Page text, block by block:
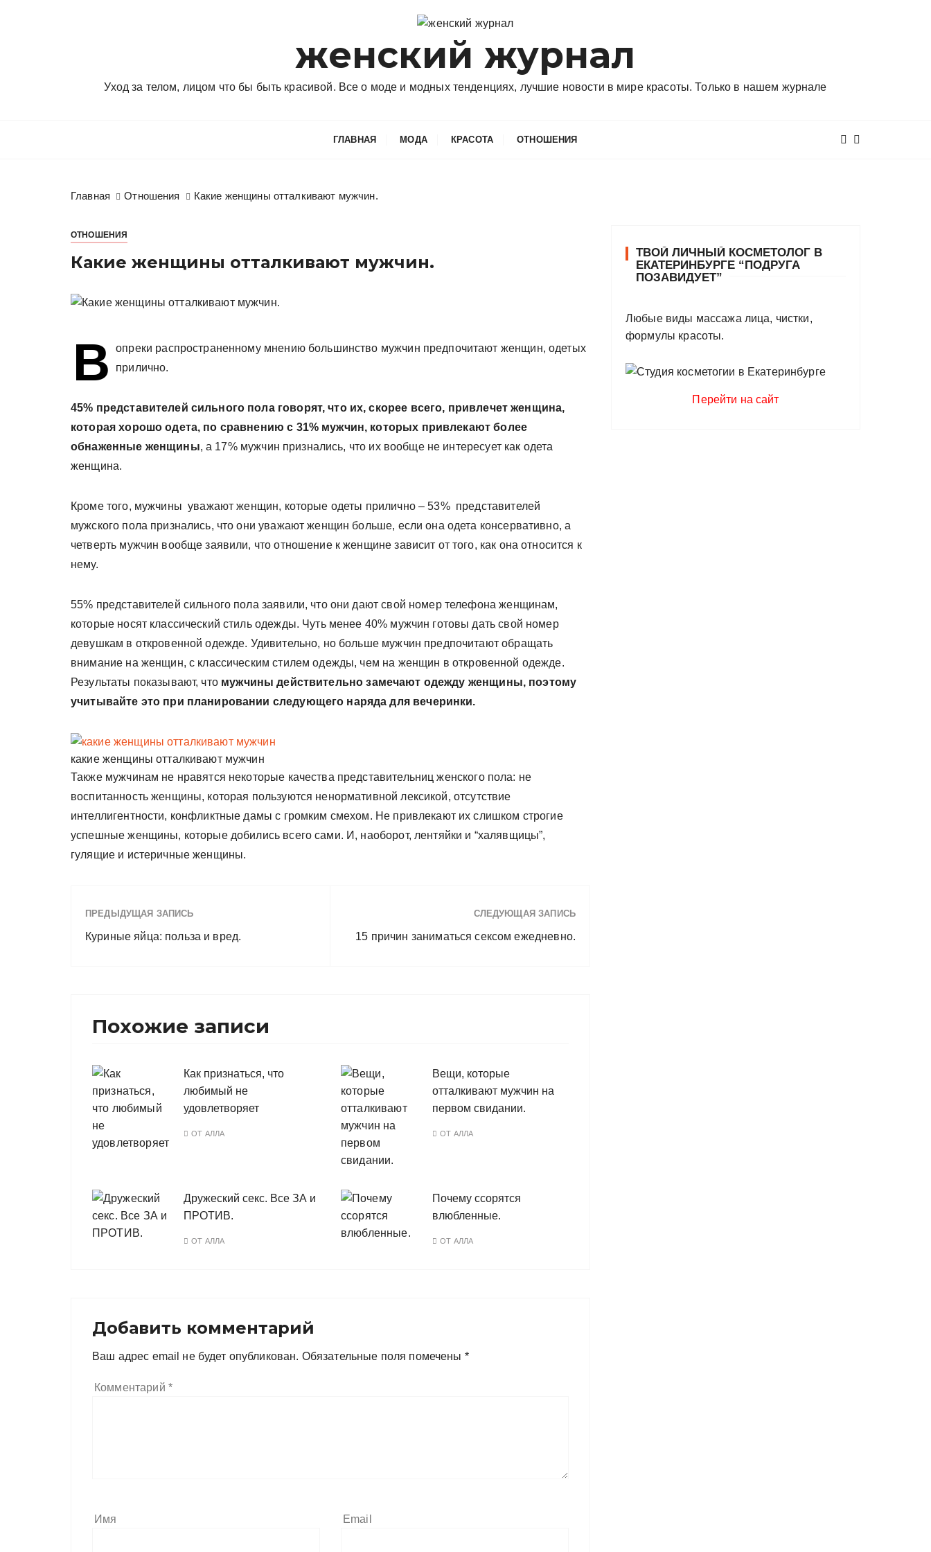
женский журнал
Уход за телом, лицом что бы быть красивой. Все о моде и модных тенденциях, лучшие новости в мире красоты. Только в нашем журнале
ГЛАВНАЯ МОДА КРАСОТА ОТНОШЕНИЯ
Главная Отношения Какие женщины отталкивают мужчин.
ОТНОШЕНИЯ
Какие женщины отталкивают мужчин.
В
опреки распространенному мнению большинство мужчин предпочитают женщин, одетых
прилично.
45% представителей сильного пола говорят, что их, скорее всего, привлечет женщина,
которая хорошо одета, по сравнению с 31% мужчин, которых привлекают более
обнаженные женщины, а 17% мужчин признались, что их вообще не интересует как одета
женщина.
Кроме того, мужчины уважают женщин, которые одеты прилично – 53% представителей
мужского пола признались, что они уважают женщин больше, если она одета консервативно, а
четверть мужчин вообще заявили, что отношение к женщине зависит от того, как она относится к
нему.
55% представителей сильного пола заявили, что они дают свой номер телефона женщинам,
которые носят классический стиль одежды. Чуть менее 40% мужчин готовы дать свой номер
девушкам в откровенной одежде. Удивительно, но больше мужчин предпочитают обращать
внимание на женщин, с классическим стилем одежды, чем на женщин в откровенной одежде.
Результаты показывают, что мужчины действительно замечают одежду женщины, поэтому
учитывайте это при планировании следующего наряда для вечеринки.
какие женщины отталкивают мужчин
Также мужчинам не нравятся некоторые качества представительниц женского пола: не
воспитанность женщины, которая пользуются ненормативной лексикой, отсутствие
интеллигентности, конфликтные дамы с громким смехом. Не привлекают их слишком строгие
успешные женщины, которые добились всего сами. И, наоборот, лентяйки и “халявщицы”,
гулящие и истеричные женщины.
ПРЕДЫДУЩАЯ ЗАПИСЬ
Куриные яйца: польза и вред.
СЛЕДУЮЩАЯ ЗАПИСЬ
15 причин заниматься сексом ежедневно.
Похожие записи
Как признаться, что
любимый не
удовлетворяет
ОТ АЛЛА
Вещи, которые
отталкивают мужчин на
первом свидании.
ОТ АЛЛА
Дружеский секс. Все ЗА и
ПРОТИВ.
ОТ АЛЛА
Почему ссорятся
влюбленные.
ОТ АЛЛА
Добавить комментарий
Ваш адрес email не будет опубликован. Обязательные поля помечены *
Комментарий *
Имя Email
ТВОЙ ЛИЧНЫЙ КОСМЕТОЛОГ В
ЕКАТЕРИНБУРГЕ “ПОДРУГА
ПОЗАВИДУЕТ”
Любые виды массажа лица, чистки,
формулы красоты.
Перейти на сайт